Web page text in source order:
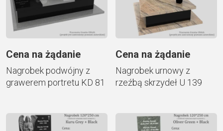
Cena na żądanie
Nagrobek podwójny z
grawerem portretu KD 81
Cena na żądanie
Nagrobek urnowy z
rzeźbą skrzydeł U 139